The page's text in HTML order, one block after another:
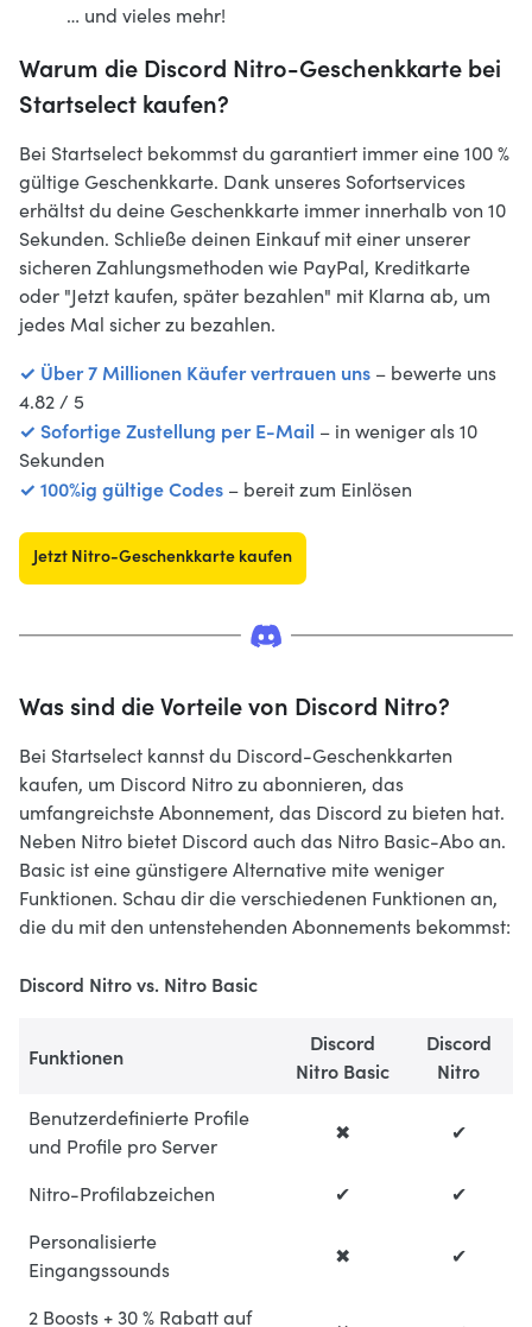
… und vieles mehr!
Warum die Discord Nitro-Geschenkkarte bei
Startselect kaufen?
Bei Startselect bekommst du garantiert immer eine 100 %
gültige Geschenkkarte. Dank unseres Sofortservices
erhältst du deine Geschenkkarte immer innerhalb von 10
Sekunden. Schließe deinen Einkauf mit einer unserer
sicheren Zahlungsmethoden wie PayPal, Kreditkarte
oder "Jetzt kaufen, später bezahlen" mit Klarna ab, um
jedes Mal sicher zu bezahlen.
✓ Über 7 Millionen Käufer vertrauen uns – bewerte uns
4.82 / 5
✓ Sofortige Zustellung per E-Mail – in weniger als 10
Sekunden
✓ 100%ig gültige Codes – bereit zum Einlösen
Jetzt Nitro-Geschenkkarte kaufen
Was sind die Vorteile von Discord Nitro?
Bei Startselect kannst du Discord-Geschenkkarten
kaufen, um Discord Nitro zu abonnieren, das
umfangreichste Abonnement, das Discord zu bieten hat.
Neben Nitro bietet Discord auch das Nitro Basic-Abo an.
Basic ist eine günstigere Alternative mite weniger
Funktionen. Schau dir die verschiedenen Funktionen an,
die du mit den untenstehenden Abonnements bekommst:
Discord Nitro vs. Nitro Basic
Funktionen
Discord
Nitro Basic
Discord
Nitro
Benutzerdefinierte Profile
und Profile pro Server
✖ ✔
Nitro-Profilabzeichen ✔
✔
Personalisierte
Eingangssounds
✖ ✔
2 Boosts + 30 % Rabatt auf